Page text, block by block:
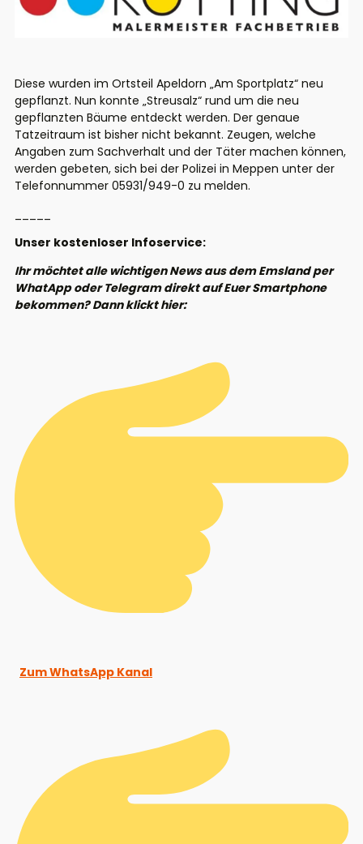
Diese wurden im Ortsteil Apeldorn „Am Sportplatz“ neu
gepflanzt. Nun konnte „Streusalz“ rund um die neu
gepflanzten Bäume entdeckt werden. Der genaue
Tatzeitraum ist bisher nicht bekannt. Zeugen, welche
Angaben zum Sachverhalt und der Täter machen können,
werden gebeten, sich bei der Polizei in Meppen unter der
Telefonnummer 05931/949-0 zu melden.
Unser kostenloser Infoservice:
Ihr möchtet alle wichtigen News aus dem Emsland per
WhatApp oder Telegram direkt auf Euer Smartphone
bekommen? Dann klickt hier:
Zum WhatsApp Kanal